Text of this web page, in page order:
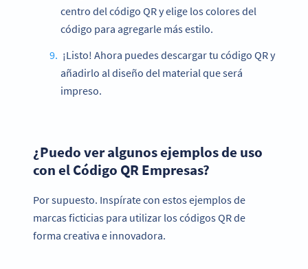
centro del código QR y elige los colores del
código para agregarle más estilo.
¡Listo! Ahora puedes descargar tu código QR y
añadirlo al diseño del material que será
impreso.
¿Puedo ver algunos ejemplos de uso
con el Código QR Empresas?
Por supuesto. Inspírate con estos ejemplos de
marcas ficticias para utilizar los códigos QR de
forma creativa e innovadora.